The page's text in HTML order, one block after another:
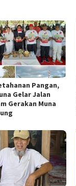
Pangan,
Gelar Jalan
Gerakan Muna